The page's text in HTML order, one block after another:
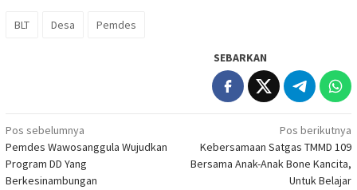
BLT Desa Pemdes
SEBARKAN
Navigasi
pos
Pos sebelumnya
Pemdes Wawosanggula Wujudkan
Program DD Yang
Berkesinambungan
Pos berikutnya
Kebersamaan Satgas TMMD 109
Bersama Anak-Anak Bone Kancita,
Untuk Belajar